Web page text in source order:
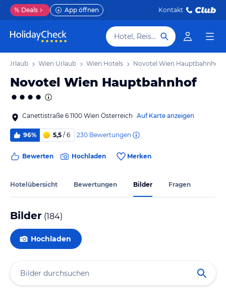
% Deals App öffnen Kontakt
Hotel, Reiseziel
Urlaub Wien Urlaub Wien Hotels Novotel Wien Hauptbahnhof
Novotel Wien Hauptbahnhof
Canettistraße 6 1100 Wien Österreich Auf Karte anzeigen
96% 5,5 / 6 230 Bewertungen
Bewerten Hochladen Merken
Hotelübersicht Bewertungen Bilder Fragen
Bilder (184)
Hochladen